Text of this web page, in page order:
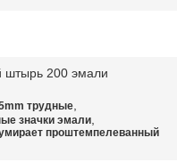
штырь 200 эмали
трудные,
значки эмали,
проштемпелеванный